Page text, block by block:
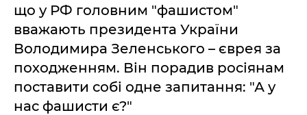
що у РФ головним "фашистом"
вважають президента України
Володимира Зеленського – єврея за
походженням. Він порадив росіянам
поставити собі одне запитання: "А у
нас фашисти є?"